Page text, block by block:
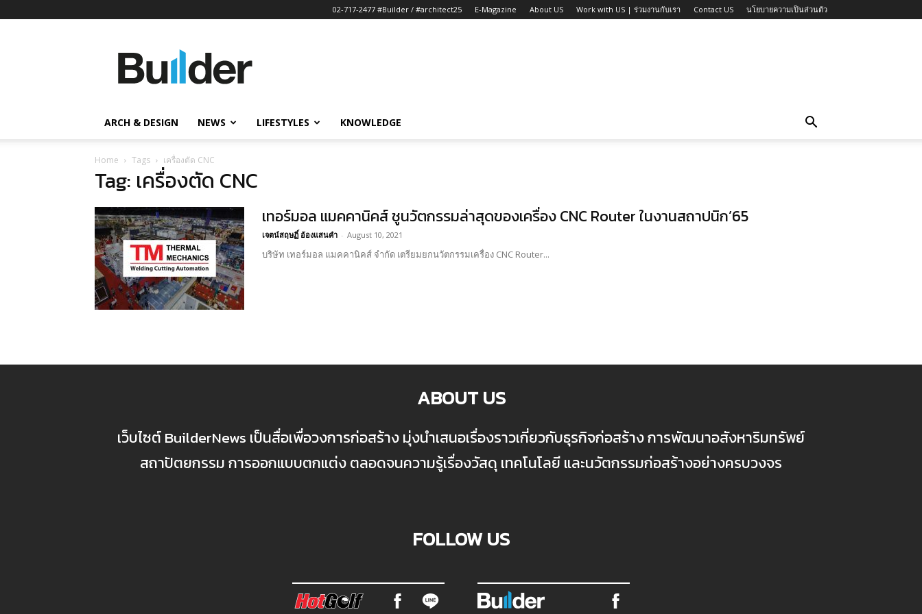
02-717-2477 #Builder / #architect25 E-Magazine About US Work with US | ร่วมงานกับเรา Contact US นโยบายความเป็นส่วนตัว
ข่าว
ก่อสร้าง
ARCH & DESIGN NEWS LIFESTYLES KNOWLEDGE
Home Tags เครื่องตัด CNC
Tag: เครื่องตัด CNC
เทอร์มอล แมคคานิคส์ ชูนวัตกรรมล่าสุดของเครื่อง CNC Router ในงานสถาปนิก’65
เจตน์สฤษฏิ์ อ้องแสนคำ - August 10, 2021
บริษัท เทอร์มอล แมคคานิคส์ จำกัด เตรียมยกนวัตกรรมเครื่อง CNC Router...
ABOUT US
เว็บไซต์ BuilderNews เป็นสื่อเพื่อวงการก่อสร้าง มุ่งนำเสนอเรื่องราวเกี่ยวกับธุรกิจก่อสร้าง การพัฒนาอสังหาริมทรัพย์
สถาปัตยกรรม การออกแบบตกแต่ง ตลอดจนความรู้เรื่องวัสดุ เทคโนโลยี และนวัตกรรมก่อสร้างอย่างครบวงจร
FOLLOW US